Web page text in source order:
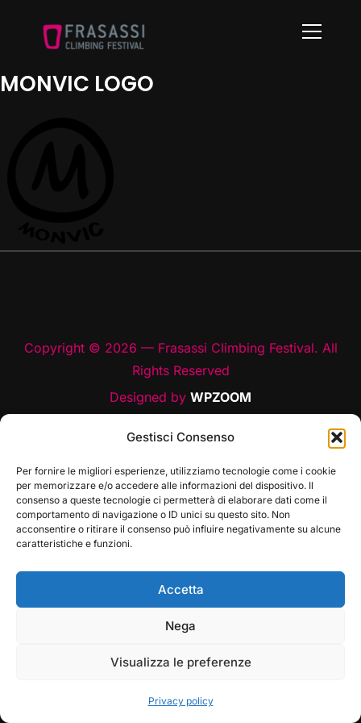
Gestisci Consenso
Per fornire le migliori esperienze, utilizziamo tecnologie come i cookie
per memorizzare e/o accedere alle informazioni del dispositivo. Il
consenso a queste tecnologie ci permetterà di elaborare dati come il
comportamento di navigazione o ID unici su questo sito. Non
acconsentire o ritirare il consenso può influire negativamente su alcune
caratteristiche e funzioni.
Accetta
Nega
Visualizza le preferenze
Privacy policy
Info
MONVIC LOGO
Copyright © 2026 — Frasassi Climbing Festival. All
Rights Reserved
Designed by WPZOOM